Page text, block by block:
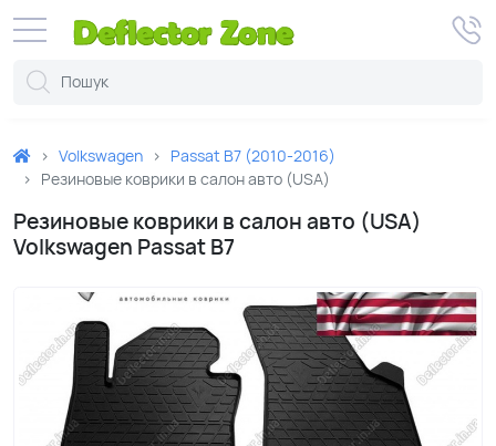
Volkswagen
Passat B7 (2010-2016)
Резиновые коврики в салон авто (USA)
Резиновые коврики в салон авто (USA)
Volkswagen Passat B7